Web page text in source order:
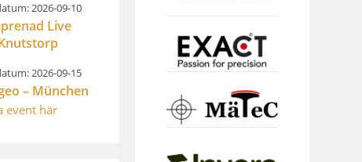
2026-09-10
Live
2026-09-15
– München
event här